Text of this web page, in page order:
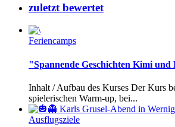
zuletzt bewertet
Feriencamps
"Spannende Geschichten Kimi und
Inhalt / Aufbau des Kurses Der Kurs
spielerischen Warm-up, bei...
Ausflugsziele